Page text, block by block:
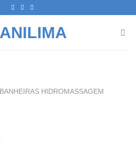
BANHEIRAS HIDROMASSAGEM